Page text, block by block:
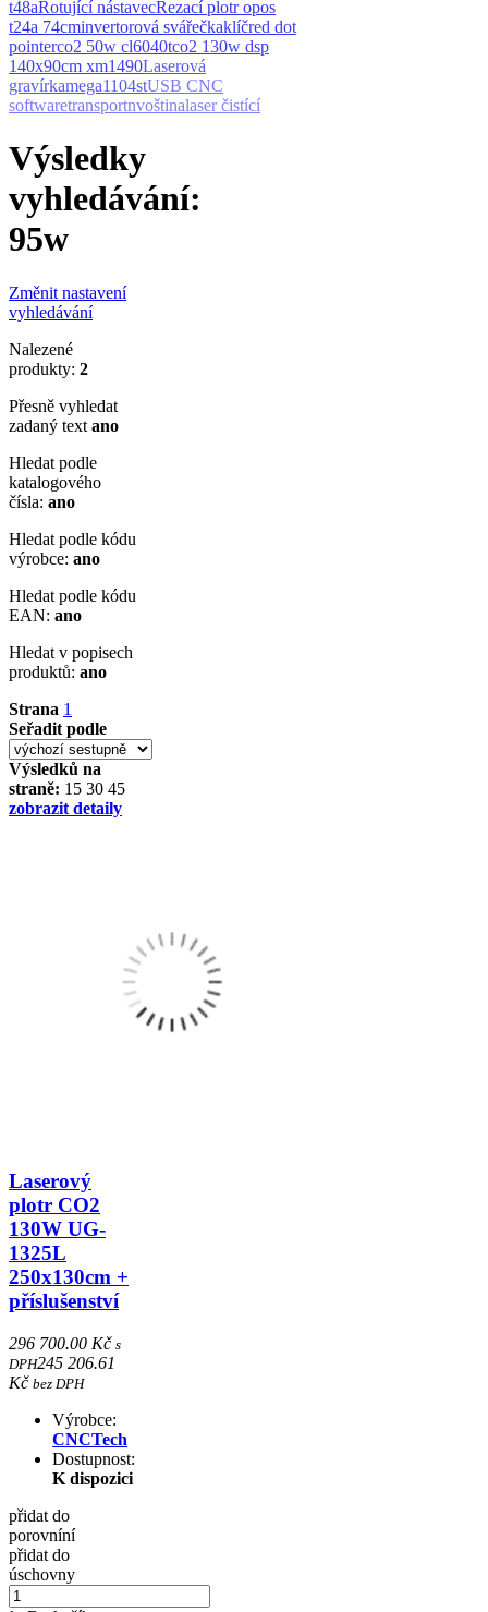
t48aRotující nástavecŘezací plotr opos
t24a 74cminvertorová svářečkaklíčred dot
pointerco2 50w cl6040tco2 130w dsp
140x90cm xm1490Laserová
gravírkamega1104stUSB CNC
softwaretransportnvoštinalaser čistící
Výsledky
vyhledávání:
95w
Změnit nastavení
vyhledávání
Nalezené
produkty: 2
Přesně vyhledat
zadaný text ano
Hledat podle
katalogového
čísla: ano
Hledat podle kódu
výrobce: ano
Hledat podle kódu
EAN: ano
Hledat v popisech
produktů: ano
Strana 1
Seřadit podle
Výsledků na
straně: 15 30 45
zobrazit detaily
Laserový
plotr CO2
130W UG-
1325L
250x130cm +
příslušenství
296 700.00 Kč s
DPH245 206.61
Kč bez DPH
Výrobce:
CNCTech
Dostupnost:
K dispozici
přidat do
porovníní
přidat do
úschovny